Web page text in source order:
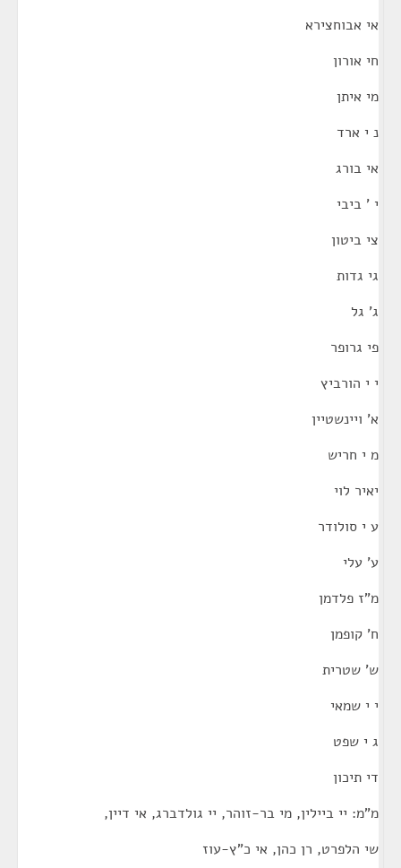
אי אבוחצירא
חי אורון
מי איתן
נ י ארד
אי בורג
י ' ביבי
צי ביטון
גי גדות
ג' גל
פי גרופר
י י הורביץ
א' ויינשטיין
מ י חריש
יאיר לוי
ע י סולודר
ע' עלי
מ"ז פלדמן
ח' קופמן
ש' שטרית
י י שמאי
ג י שפט
די תיכון
מ"מ: יי ביילין, מי בר-זוהר, יי גולדברג, אי דיין,
שי הלפרט, רן כהן, אי כ"ץ-עוז